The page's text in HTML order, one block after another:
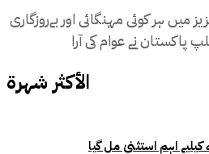
ہر کوئی مہنگائی اور بےروزگاری
الأكثر شهرة
اہم استثنیٰ مل گیا